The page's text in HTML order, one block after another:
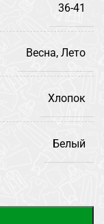
36-41
Весна, Лето
Хлопок
Белый